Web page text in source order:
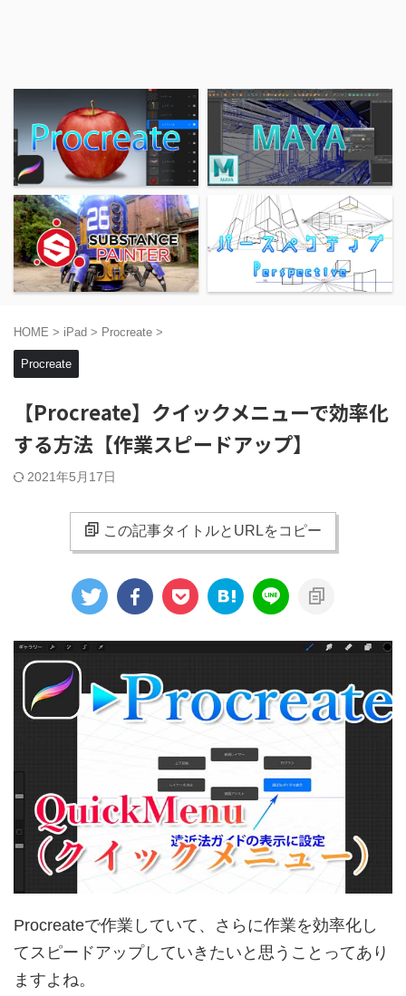
HOME > iPad > Procreate >
Procreate
【Procreate】クイックメニューで効率化
する方法【作業スピードアップ】
2021年5月17日
この記事タイトルとURLをコピー
Procreateで作業していて、さらに作業を効率化し
てスピードアップしていきたいと思うことってあり
ますよね。